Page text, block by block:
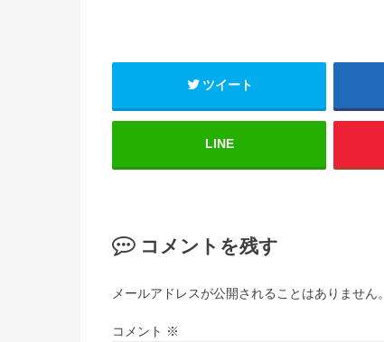
ツイート
LINE
コメントを残す
メールアドレスが公開されることはありません。
コメント ※